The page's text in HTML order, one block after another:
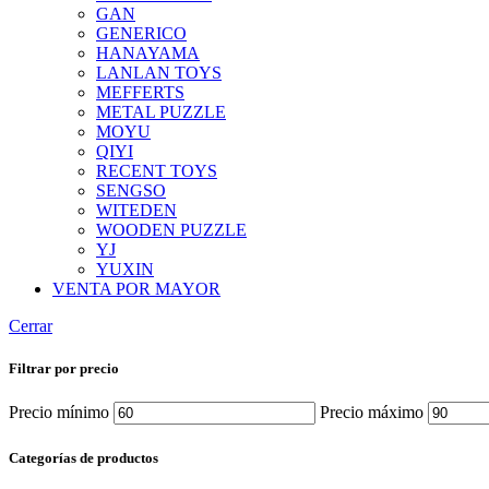
GAN
GENERICO
HANAYAMA
LANLAN TOYS
MEFFERTS
METAL PUZZLE
MOYU
QIYI
RECENT TOYS
SENGSO
WITEDEN
WOODEN PUZZLE
YJ
YUXIN
VENTA POR MAYOR
Cerrar
Filtrar por precio
Precio mínimo Precio máximo
Categorías de productos